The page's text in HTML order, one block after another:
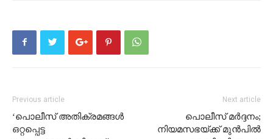
Previous article
‘പൊലീസ് അതിക്രമങ്ങള്‍
ഒറ്റപ്പെട്ട
Next article
പൊലീസ് മർദ്ദനം;
നിയമസഭയ്ക്ക് മുൻപിൽ